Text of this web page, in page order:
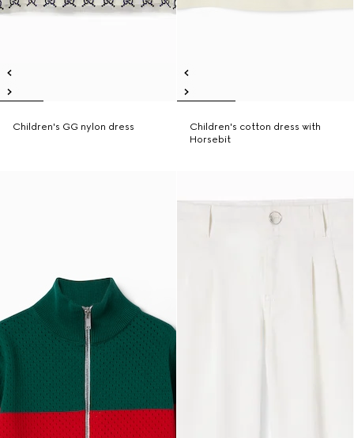
Children's GG nylon dress
Children's cotton dress with
Horsebit